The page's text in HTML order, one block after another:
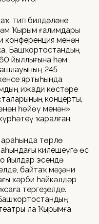
тип билдәләне
Ҡырым ғалимдары
конференция менән
Башҡортостандың
йыллығына һәм
245
яртыһында
ижади көстәре
концерты,
һөйөү менән»
ҡаралған.
төрлө
килешеүгә өс
йылдар эсендә
байтаҡ мәҙәни
хәрби һәйкәлдәр
тергеҙелде.
ла Ҡырымға